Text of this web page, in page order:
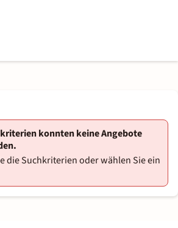
konnten keine Angebote
die Suchkriterien oder wählen Sie ein